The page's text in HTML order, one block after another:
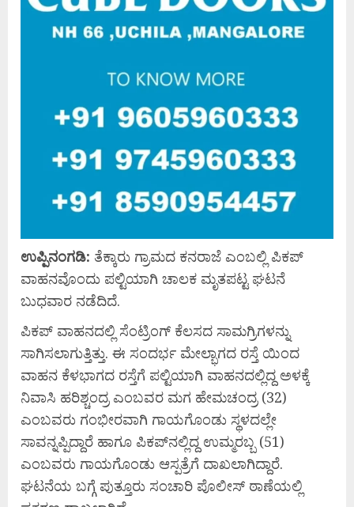
ಉಪ್ಪಿನಂಗಡಿ: ತೆಕ್ಕಾರು ಗ್ರಾಮದ ಕನರಾಜೆ ಎಂಬಲ್ಲಿ ಪಿಕಪ್
ವಾಹನವೊಂದು ಪಲ್ಟಿಯಾಗಿ ಚಾಲಕ ಮೃತಪಟ್ಟ ಘಟನೆ
ಬುಧವಾರ ನಡೆದಿದೆ.
ಪಿಕಪ್ ವಾಹನದಲ್ಲಿ ಸೆಂಟ್ರಿಂಗ್ ಕೆಲಸದ ಸಾಮಗ್ರಿಗಳನ್ನು
ಸಾಗಿಸಲಾಗುತ್ತಿತ್ತು. ಈ ಸಂದರ್ಭ ಮೇಲ್ಭಾಗದ ರಸ್ತೆ ಯಿಂದ
ವಾಹನ ಕೆಳಭಾಗದ ರಸ್ತೆಗೆ ಪಲ್ಟಿಯಾಗಿ ವಾಹನದಲ್ಲಿದ್ದ ಅಳಕ್ಕೆ
ನಿವಾಸಿ ಹರಿಶ್ಚಂದ್ರ ಎಂಬವರ ಮಗ ಹೇಮಚಂದ್ರ (32)
ಎಂಬವರು ಗಂಭೀರವಾಗಿ ಗಾಯಗೊಂಡು ಸ್ಥಳದಲ್ಲೇ
ಸಾವನ್ನಪ್ಪಿದ್ದಾರೆ ಹಾಗೂ ಪಿಕಪ್‍ನಲ್ಲಿದ್ದ ಉಮ್ಮರಬ್ಬ (51)
ಎಂಬವರು ಗಾಯಗೊಂಡು ಆಸ್ಪತ್ರೆಗೆ ದಾಖಲಾಗಿದ್ದಾರೆ.
ಘಟನೆಯ ಬಗ್ಗೆ ಪುತ್ತೂರು ಸಂಚಾರಿ ಪೊಲೀಸ್ ಠಾಣೆಯಲ್ಲಿ